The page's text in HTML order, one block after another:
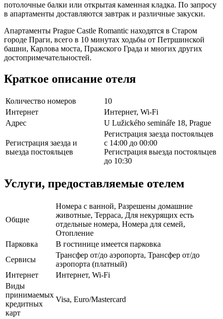
потолочные балки или открытая каменная кладка. По запросу
в апартаменты доставляются завтрак и различные закуски.
Апартаменты Prague Castle Romantic находятся в Старом
городе Праги, всего в 10 минутах ходьбы от Петршинской
башни, Карлова моста, Пражского Града и многих других
достопримечательностей.
Краткое описание отеля
Количество номеров
10
Интернет
Интернет, Wi-Fi
Адрес
U Lužického semináře 18, Prague
Регистрация заезда и
выезда постояльцев
Регистрация заезда постояльцев
с 14:00 до 00:00
Регистрация выезда постояльцев
до 10:30
Услуги, предоставляемые отелем
Общие
Номера с ванной, Разрешены домашние
животные, Терраса, Для некурящих есть
отдельные номера, Номера для семей,
Отопление
Парковка
В гостинице имеется парковка
Сервисы
Трансфер от/до аэропорта, Трансфер от/до
аэропорта (платный)
Интернет
Интернет, Wi-Fi
Виды
принимаемых
кредитных
карт
Visa, Euro/Mastercard